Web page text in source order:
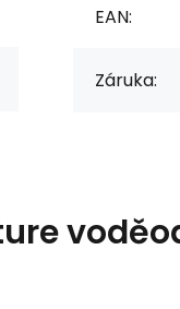
EAN:
Záruka: